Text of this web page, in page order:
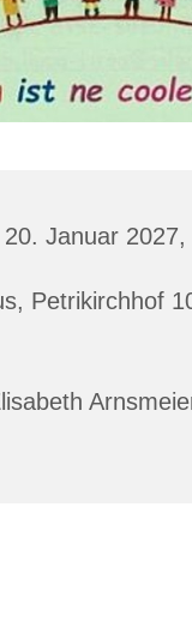
Januar
Petrikirchhof